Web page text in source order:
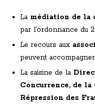
La médiation de la
par l’ordonnance du
Le recours aux
peuvent
La saisine de la
Concurrence, de
Répression des